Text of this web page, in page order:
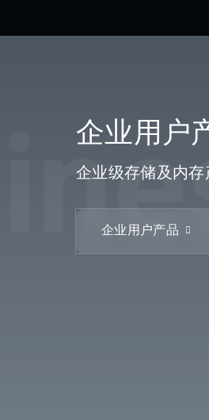
企业用户
企业级存储及内存
企业用户产品